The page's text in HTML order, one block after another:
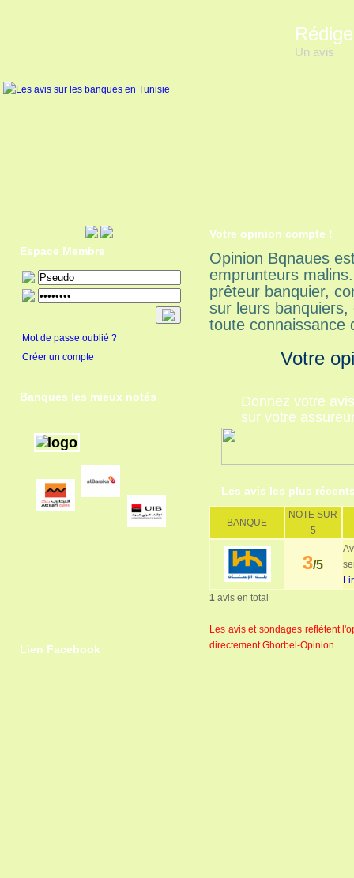
Un avis
Espace Membre
Mot de passe oublié ?
Créer un compte
Banques les mieux notés
Lien Facebook
Votre opinion compte !
Opinion Bqnaues
emprunteurs
prêteur banquier,
sur leurs
toute connaissance
Votre
Donnez votre
sur votre
Les avis les plus
BANQUE
NOTE SUR
5
3/5
1 avis en total
Les avis et sondages reflètent
directement Ghorbel-Opinion